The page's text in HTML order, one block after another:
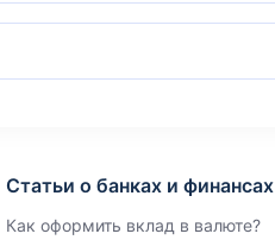
Статьи о банках и финансах
Как оформить вклад в валюте?